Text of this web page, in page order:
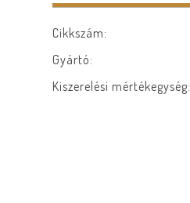
Cikkszám:
Gyártó:
Kiszerelési mértékegység: